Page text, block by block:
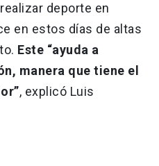
deporte en
en estos días de altas
Este “ayuda a
manera que tiene el
, explicó Luis